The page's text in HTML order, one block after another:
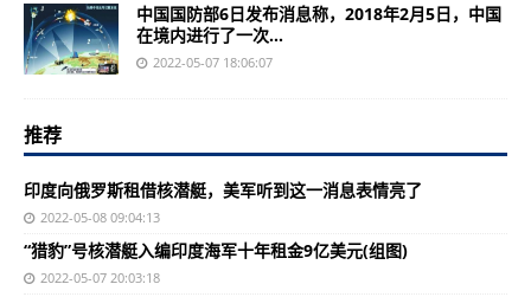
中国国防部6日发布消息称，2018年2月5日，中国
在境内进行了一次...
2022-05-07 18:06:07
推荐
印度向俄罗斯租借核潜艇，美军听到这一消息表情亮了
2022-05-08 09:04:13
“猎豹”号核潜艇入编印度海军十年租金9亿美元(组图)
2022-05-07 20:03:18